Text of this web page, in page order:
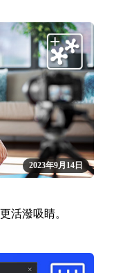
2023年9月14日
活潑吸睛。